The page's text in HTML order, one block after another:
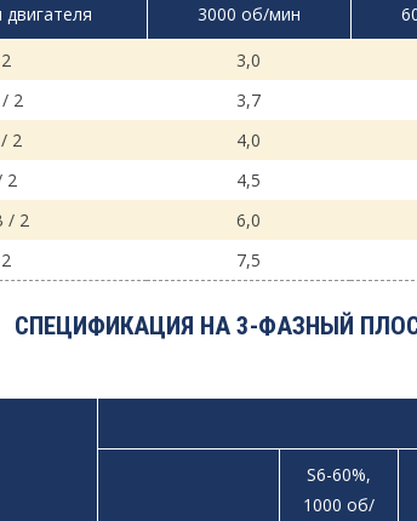
двигателя 3000 об/мин
3,0
2
3,7
2
4,0
2
4,5
/ 2
6,0
7,5
СПЕЦИФИКАЦИЯ НА 3-ФАЗНЫЙ
S6-60%,
1000 об/